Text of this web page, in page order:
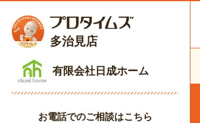
多治見店
有限会社日成ホーム
お電話でのご相談はこちら